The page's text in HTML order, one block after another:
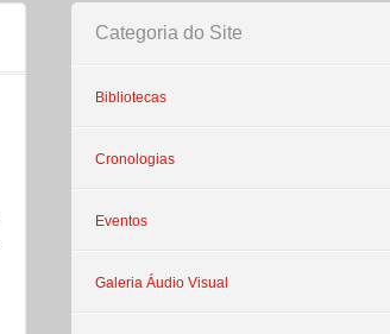
Categoria do Site
Bibliotecas
Cronologias
Eventos
Galeria Áudio Visual